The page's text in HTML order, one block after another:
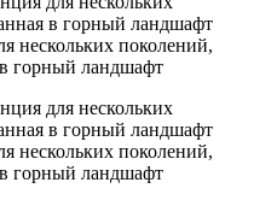
нескольких поколений,
горный ландшафт
нескольких поколений,
горный ландшафт